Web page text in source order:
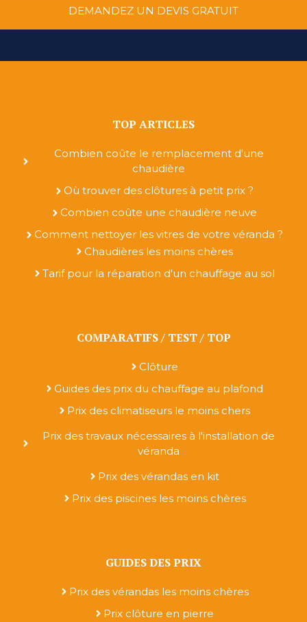
DEMANDEZ UN DEVIS GRATUIT
TOP ARTICLES
Combien coûte le remplacement d'une
chaudière
Où trouver des clôtures à petit prix ?
Combien coûte une chaudière neuve
Comment nettoyer les vitres de votre véranda ?
Chaudières les moins chères
Tarif pour la réparation d'un chauffage au sol
COMPARATIFS / TEST / TOP
Clôture
Guides des prix du chauffage au plafond
Prix des climatiseurs le moins chers
Prix des travaux nécessaires à l'installation de
véranda
Prix des vérandas en kit
Prix des piscines les moins chères
GUIDES DES PRIX
Prix des vérandas les moins chères
Prix clôture en pierre